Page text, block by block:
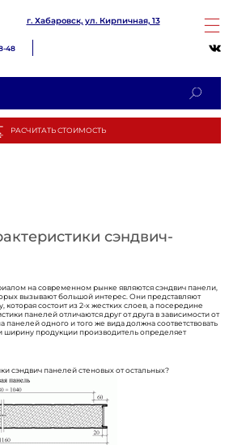
г. Хабаровск, ул. Кирпичная, 13
48
сэндвич-
на современном рынке являются сэндвич панели,
вызывают большой интерес. Они представляют
состоит из 2-х жестких слоев, а посередине
панелей отличаются друг от друга в зависимости от
панелей одного и того же вида должна соответствовать
ширину продукции производитель определяет
сэндвич панелей стеновых от остальных?